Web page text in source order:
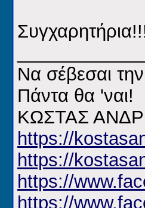
Να σέβεσαι
Πάντα θα 'ναι!
ΚΩΣΤΑΣ
https://
https://
https://
https://